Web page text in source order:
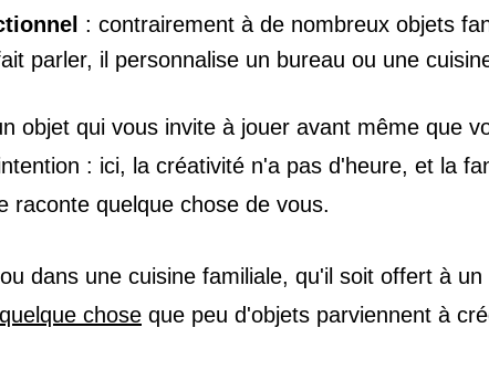
: contrairement à de nombreux objets
parler, il personnalise un bureau ou une
objet qui vous invite à jouer avant même que
: ici, la créativité n'a pas d'heure, et la
raconte quelque chose de vous.
dans une cuisine familiale, qu'il soit offert à
chose que peu d'objets parviennent à